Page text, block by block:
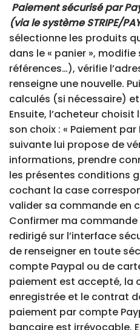
Paiement sécurisé par
(via le système STRIPE/
sélectionne les produits
dans le « panier »,
références…), vérifie
renseigne une nouvelle.
calculés (si nécessaire)
Ensuite, l’acheteur
son choix : « Paiement par
suivante lui propose de
informations, prendre
les présentes conditions
cochant la case
valider sa commande en
Confirmer ma commande
redirigé sur l’interface
de renseigner en toute
compte Paypal ou de
paiement est accepté, la
enregistrée et le contrat
paiement par compte